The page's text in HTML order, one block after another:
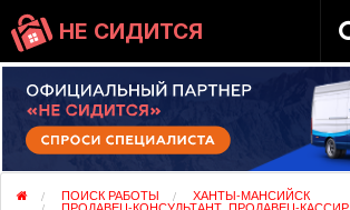
НЕ СИДИТСЯ
ПОИСК РАБОТЫ ХАНТЫ-МАНСИЙСК